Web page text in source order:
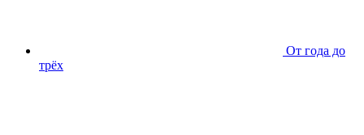
От года до
трёх